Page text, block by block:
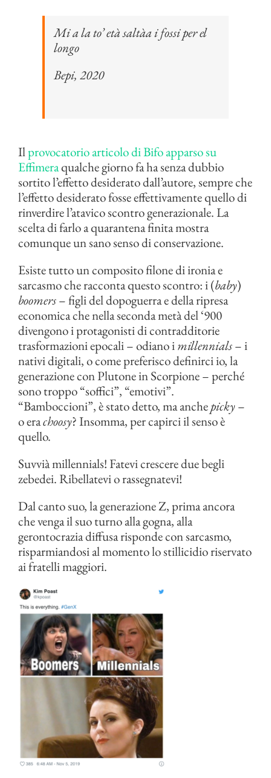
Mi a la to’ età saltàa i fossi per el
longo
Bepi, 2020
Ilprovocatorio articolo di Bifo apparso su
Effimeraqualche giorno fa ha senza dubbio
sortito l’effetto desiderato dall’autore, sempre che
l’effetto desiderato fosse effettivamente quello di
rinverdire l’atavico scontro generazionale. La
scelta di farlo a quarantena finita mostra
comunque un sano senso di conservazione.
Esiste tutto un composito filone di ironia e
sarcasmo che racconta questo scontro: i (baby)
boomers– figli del dopoguerra e della ripresa
economica che nella seconda metà del ‘900
divengono i protagonisti di contradditorie
trasformazioni epocali – odiano imillennials– i
nativi digitali, o come preferisco definirci io, la
generazione con Plutone in Scorpione – perché
sono troppo “soffici”, “emotivi”.
“Bamboccioni”, è stato detto, ma anchepicky–
o erachoosy? Insomma, per capirci il senso è
quello.
Suvvià millennials! Fatevi crescere due begli
zebedei. Ribellatevi o rassegnatevi!
Dal canto suo, la generazione Z, prima ancora
che venga il suo turno alla gogna, alla
gerontocrazia diffusa risponde con sarcasmo,
risparmiandosi al momento lo stillicidio riservato
ai fratelli maggiori.